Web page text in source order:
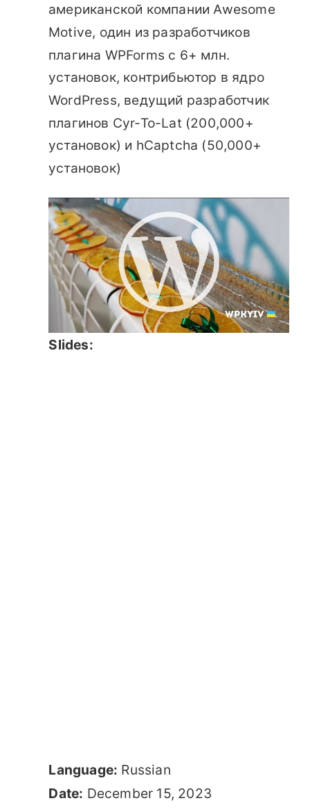
американской компании Awesome
Motive, один из разработчиков
плагина WPForms с 6+ млн.
установок, контрибьютор в ядро
WordPress, ведущий разработчик
плагинов Cyr-To-Lat (200,000+
установок) и hCaptcha (50,000+
установок)
Slides:
Language: Russian
Date: December 15, 2023